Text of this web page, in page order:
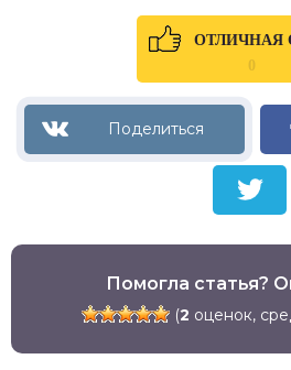
ОТЛИЧНАЯ
0
Помогла статья?
(2 оценок,